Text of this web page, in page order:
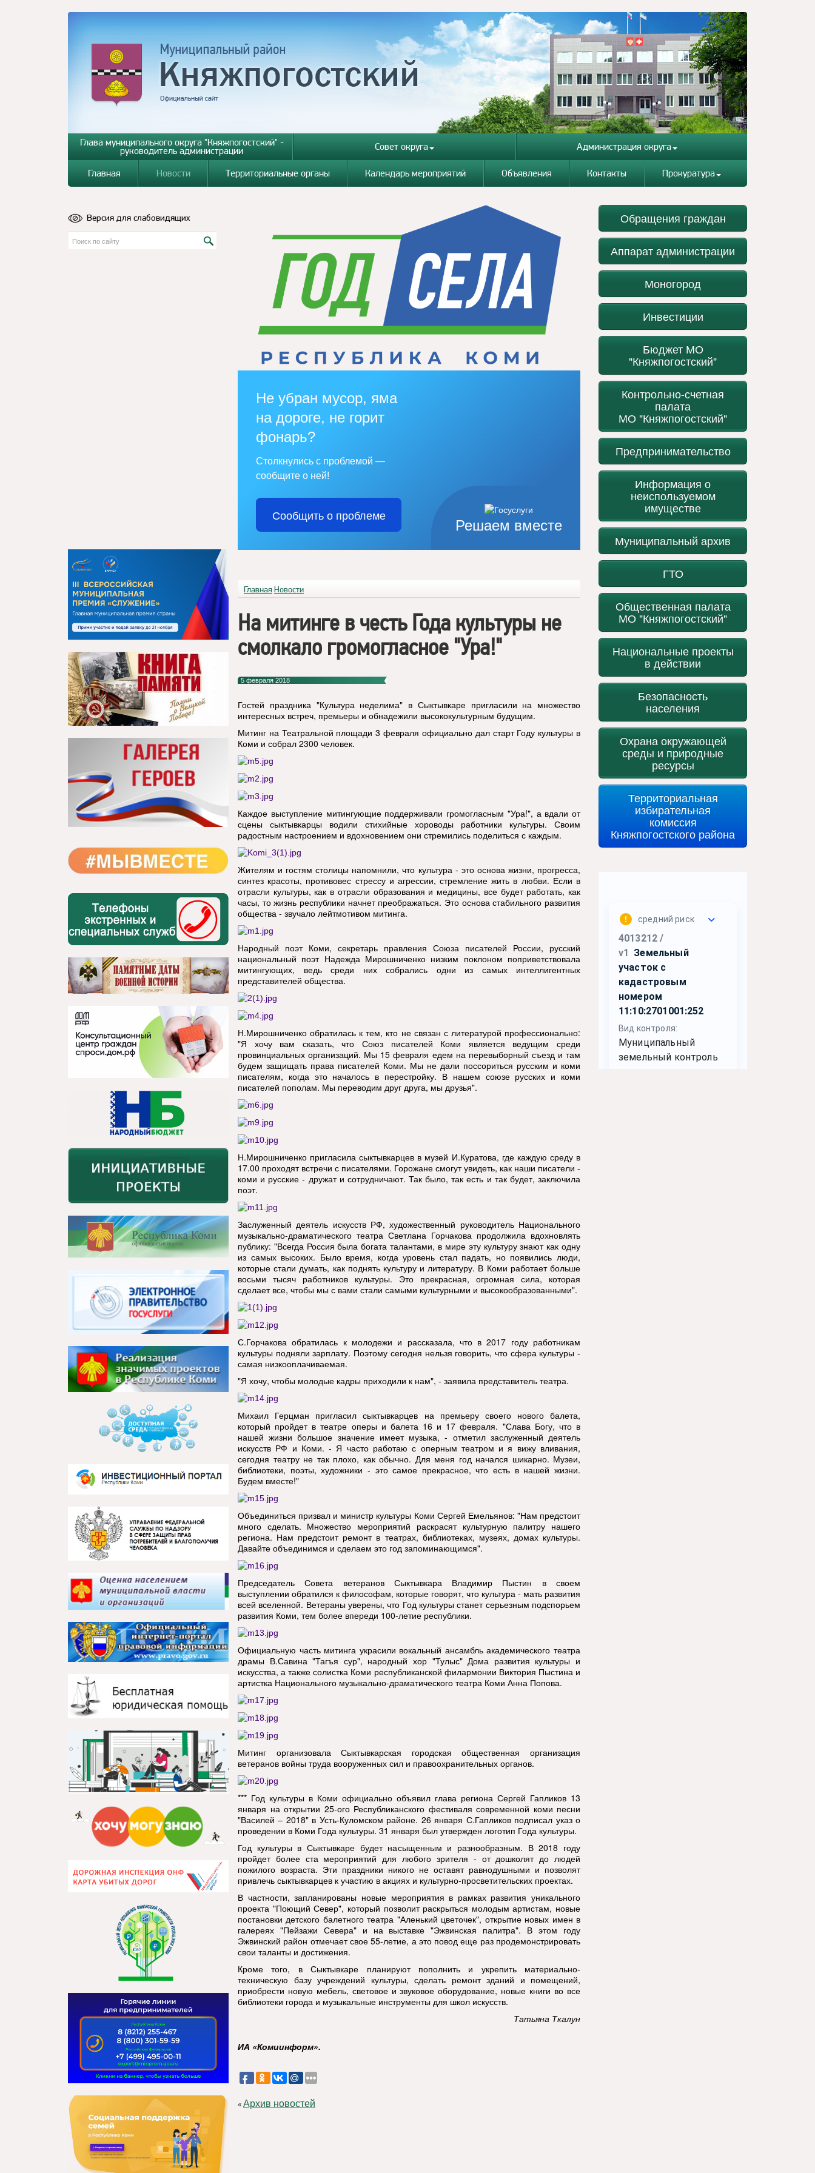
Глава муниципального округа "Княжпогостский" -
руководитель администрации Совет округа Администрация округа
Главная Новости Территориальные органы Календарь мероприятий Объявления Контакты Прокуратура
Версия для слабовидящих
Решаем вместе
Не убран мусор, яма
на дороге, не горит
фонарь?
Столкнулись с проблемой —
сообщите о ней!
Сообщить о проблеме
Главная Новости
На митинге в честь Года культуры не
смолкало громогласное "Ура!"
5 февраля 2018
Гостей праздника "Культура неделима" в Сыктывкаре пригласили на множество
интересных встреч, премьеры и обнадежили высококультурным будущим.
Митинг на Театральной площади 3 февраля официально дал старт Году культуры в
Коми и собрал 2300 человек.
Каждое выступление митингующие поддерживали громогласным "Ура!", а вдали от
сцены сыктывкарцы водили стихийные хороводы работники культуры. Своим
радостным настроением и вдохновением они стремились поделиться с каждым.
Жителям и гостям столицы напомнили, что культура - это основа жизни, прогресса,
синтез красоты, противовес стрессу и агрессии, стремление жить в любви. Если в
отрасли культуры, как в отрасли образования и медицины, все будет работать, как
часы, то жизнь республики начнет преображаться. Это основа стабильного развития
общества - звучало лейтмотивом митинга.
Народный поэт Коми, секретарь правления Союза писателей России, русский
национальный поэт Надежда Мирошниченко низким поклоном поприветствовала
митингующих, ведь среди них собрались одни из самых интеллигентных
представителей общества.
Н.Мирошниченко обратилась к тем, кто не связан с литературой профессионально:
"Я хочу вам сказать, что Союз писателей Коми является ведущим среди
провинциальных организаций. Мы 15 февраля едем на перевыборный съезд и там
будем защищать права писателей Коми. Мы не дали поссориться русским и коми
писателям, когда это началось в перестройку. В нашем союзе русских и коми
писателей пополам. Мы переводим друг друга, мы друзья".
Н.Мирошниченко пригласила сыктывкарцев в музей И.Куратова, где каждую среду в
17.00 проходят встречи с писателями. Горожане смогут увидеть, как наши писатели -
коми и русские - дружат и сотрудничают. Так было, так есть и так будет, заключила
поэт.
Заслуженный деятель искусств РФ, художественный руководитель Национального
музыкально-драматического театра Светлана Горчакова продолжила вдохновлять
публику: "Всегда Россия была богата талантами, в мире эту культуру знают как одну
из самых высоких. Было время, когда уровень стал падать, но появились люди,
которые стали думать, как поднять культуру и литературу. В Коми работает больше
восьми тысяч работников культуры. Это прекрасная, огромная сила, которая
сделает все, чтобы мы с вами стали самыми культурными и высокообразованными".
С.Горчакова обратилась к молодежи и рассказала, что в 2017 году работникам
культуры подняли зарплату. Поэтому сегодня нельзя говорить, что сфера культуры -
самая низкооплачиваемая.
"Я хочу, чтобы молодые кадры приходили к нам", - заявила представитель театра.
Михаил Герцман пригласил сыктывкарцев на премьеру своего нового балета,
который пройдет в театре оперы и балета 16 и 17 февраля. "Слава Богу, что в
нашей жизни большое значение имеет музыка, - отметил заслуженный деятель
искусств РФ и Коми. - Я часто работаю с оперным театром и я вижу вливания,
сегодня театру не так плохо, как обычно. Для меня год начался шикарно. Музеи,
библиотеки, поэты, художники - это самое прекрасное, что есть в нашей жизни.
Будем вместе!"
Объединиться призвал и министр культуры Коми Сергей Емельянов: "Нам предстоит
много сделать. Множество мероприятий раскрасят культурную палитру нашего
региона. Нам предстоит ремонт в театрах, библиотеках, музеях, домах культуры.
Давайте объединимся и сделаем это год запоминающимся".
Председатель Совета ветеранов Сыктывкара Владимир Пыстин в своем
выступлении обратился к философам, которые говорят, что культура - мать развития
всей вселенной. Ветераны уверены, что Год культуры станет серьезным подспорьем
развития Коми, тем более впереди 100-летие республики.
Официальную часть митинга украсили вокальный ансамбль академического театра
драмы В.Савина "Тагъя сур", народный хор "Тулыс" Дома развития культуры и
искусства, а также солистка Коми республиканской филармонии Виктория Пыстина и
артистка Национального музыкально-драматического театра Коми Анна Попова.
Митинг организовала Сыктывкарская городская общественная организация
ветеранов войны труда вооруженных сил и правоохранительных органов.
*** Год культуры в Коми официально объявил глава региона Сергей Гапликов 13
января на открытии 25-ого Республиканского фестиваля современной коми песни
"Василей – 2018" в Усть-Куломском районе. 26 января С.Гапликов подписал указ о
проведении в Коми Года культуры. 31 января был утвержден логотип Года культуры.
Год культуры в Сыктывкаре будет насыщенным и разнообразным. В 2018 году
пройдет более ста мероприятий для любого зрителя - от дошколят до людей
пожилого возраста. Эти праздники никого не оставят равнодушными и позволят
привлечь сыктывкарцев к участию в акциях и культурно-просветительских проектах.
В частности, запланированы новые мероприятия в рамках развития уникального
проекта "Поющий Север", который позволит раскрыться молодым артистам, новые
постановки детского балетного театра "Аленький цветочек", открытие новых имен в
галереях "Пейзажи Севера" и на выставке "Эжвинская палитра". В этом году
Эжвинский район отмечает свое 55-летие, а это повод еще раз продемонстрировать
свои таланты и достижения.
Кроме того, в Сыктывкаре планируют пополнить и укрепить материально-
техническую базу учреждений культуры, сделать ремонт зданий и помещений,
приобрести новую мебель, световое и звуковое оборудование, новые книги во все
библиотеки города и музыкальные инструменты для школ искусств.
Татьяна Ткалун
ИА «Комиинформ».
«Архив новостей
Обращения граждан
Аппарат администрации
Моногород
Инвестиции
Бюджет МО
"Княжпогостский"
Контрольно-счетная
палата
МО "Княжпогостский"
Предпринимательство
Информация о
неиспользуемом
имуществе
Муниципальный архив
ГТО
Общественная палата
МО "Княжпогостский"
Национальные проекты
в действии
Безопасность
населения
Охрана окружающей
среды и природные
ресурсы
Территориальная
избирательная
комиссия
Княжпогостского района